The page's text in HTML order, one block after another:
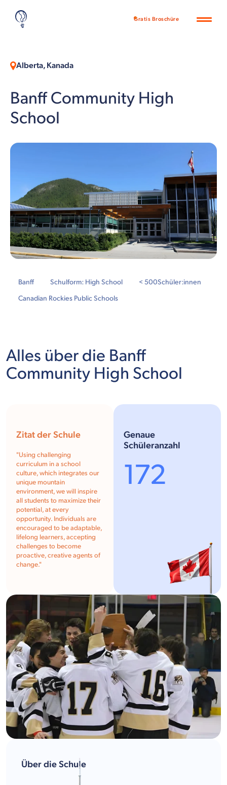
Gratis Broschüre
Alberta, Kanada
Banff Community High
School
Banff Schulform: High School < 500Schüler:innen
Canadian Rockies Public Schools
Alles über die Banff
Community High School
Über die Schule
Zitat der Schule
"Using challenging
curriculum in a school
culture, which integrates our
unique mountain
environment, we will inspire
all students to maximize their
potential, at every
opportunity. Individuals are
encouraged to be adaptable,
lifelong learners, accepting
challenges to become
proactive, creative agents of
change."
Genaue
Schüleranzahl
172